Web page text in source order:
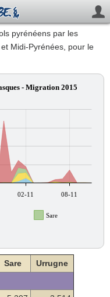
pyrénéens par les
Midi-Pyrénées, pour le
- Migration 2015
02-11 08-11
Sare
Sare
Urrugne